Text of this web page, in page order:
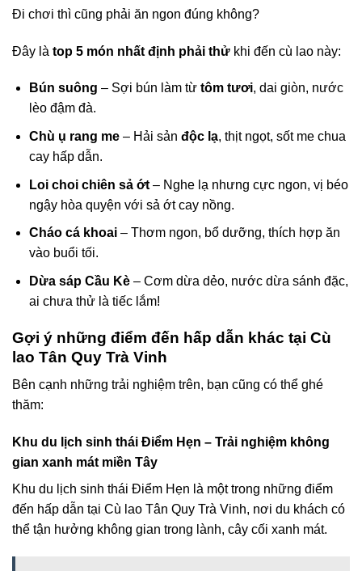
Đi chơi thì cũng phải ăn ngon đúng không?
Đây là top 5 món nhất định phải thử khi đến cù lao này:
Bún suông – Sợi bún làm từ tôm tươi, dai giòn, nước
lèo đậm đà.
Chù ụ rang me– Hải sản độc lạ, thịt ngọt, sốt me chua
cay hấp dẫn.
Loi choi chiên sả ớt– Nghe lạ nhưng cực ngon, vị béo
ngậy hòa quyện với sả ớt cay nồng.
Cháo cá khoai– Thơm ngon, bổ dưỡng, thích hợp ăn
vào buổi tối.
Dừa sáp Cầu Kè– Cơm dừa dẻo, nước dừa sánh đặc,
ai chưa thử là tiếc lắm!
Gợi ý những điểm đến hấp dẫn khác tại Cù
lao Tân Quy Trà Vinh
Bên cạnh những trải nghiệm trên, bạn cũng có thể ghé
thăm:
Khu du lịch sinh thái Điểm Hẹn – Trải nghiệm không
gian xanh mát miền Tây
Khu du lịch sinh thái Điểm Hẹn là một trong những điểm
đến hấp dẫn tại Cù lao Tân Quy Trà Vinh, nơi du khách có
thể tận hưởng không gian trong lành, cây cối xanh mát.